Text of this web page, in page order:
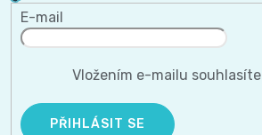
E-mail
Vložením e-mailu souhlasíte
PŘIHLÁSIT SE